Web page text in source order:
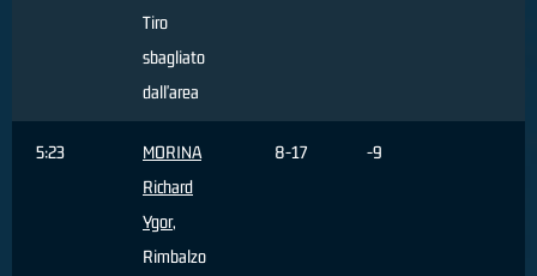
Tiro
sbagliato
dall'area
5:23
MORINA
Richard
Ygor,
Rimbalzo
8-17 -9